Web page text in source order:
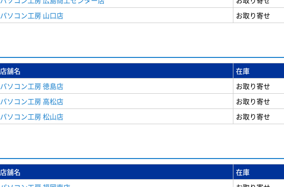
パソコン工房 山口店 お取り寄せ
店舗名
在庫
パソコン工房 徳島店
お取り寄せ
パソコン工房 高松店
お取り寄せ
パソコン工房 松山店 お取り寄せ
店舗名
在庫